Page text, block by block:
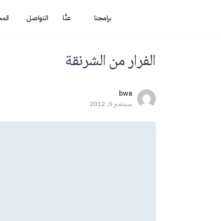
برامجنا عنَّا التواصل
الفرار من الشرنقة
bwa
سبتمبر 5, 2012